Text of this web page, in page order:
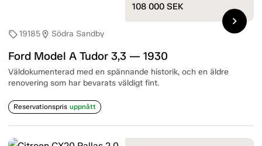
sell19185location_on Södra Sandby
Ford Model A Tudor 3,3 — 1930
Väldokumenterad med en spännande historik, och en äldre
renovering som har bevarats väldigt fint.
Reservationspris uppnått
108 000 SEK
chevron_right